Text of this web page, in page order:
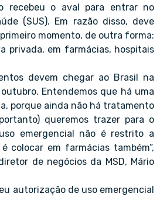
recebeu o aval para entrar no
(SUS). Em razão disso, deve
momento, de outra forma:
privada, em farmácias, hospitais
devem chegar ao Brasil na
Entendemos que há uma
porque ainda não há tratamento
queremos trazer para o
emergencial não é restrito a
colocar em farmácias também”,
de negócios da MSD, Mário
autorização de uso emergencial